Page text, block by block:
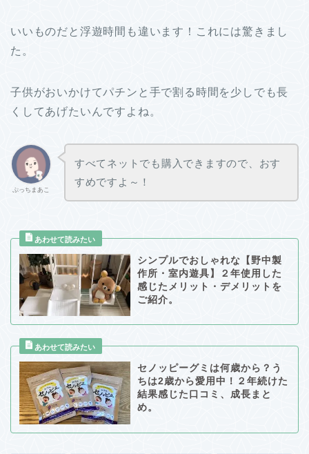
いいものだと浮遊時間も違います！これには驚きまし
た。
子供がおいかけてパチンと手で割る時間を少しでも長
くしてあげたいんですよね。
ぷっちまあこ
すべてネットでも購入できますので、おす
すめですよ～！
シンプルでおしゃれな【野中製
作所・室内遊具】２年使用した
感じたメリット・デメリットを
ご紹介。
セノッピーグミは何歳から？う
ちは2歳から愛用中！２年続けた
結果感じた口コミ、成長まと
め。